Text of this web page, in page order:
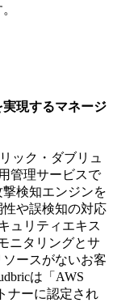
現するマネージ
ック・ダブリュ
管理サービスで
検知エンジンを
や誤検知の対応
ュリティエキス
ニタリングとサ
ースがないお客
は「AWS
ナーに認定され